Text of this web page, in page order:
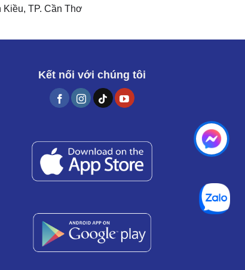
TP. Cần Thơ
Kết nối với chúng tôi